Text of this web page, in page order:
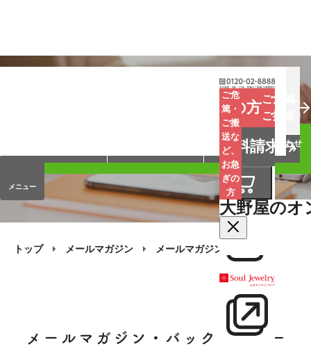
ご危
篤・
ご搬
送な
ど、
お急
ぎの
方
お急ぎの方ご危篤
ご搬送
資料請求
大野屋のオ
メニュー
会員サービス
お問い合わせ
トップ メールマガジン メールマガジン・バックナンバー